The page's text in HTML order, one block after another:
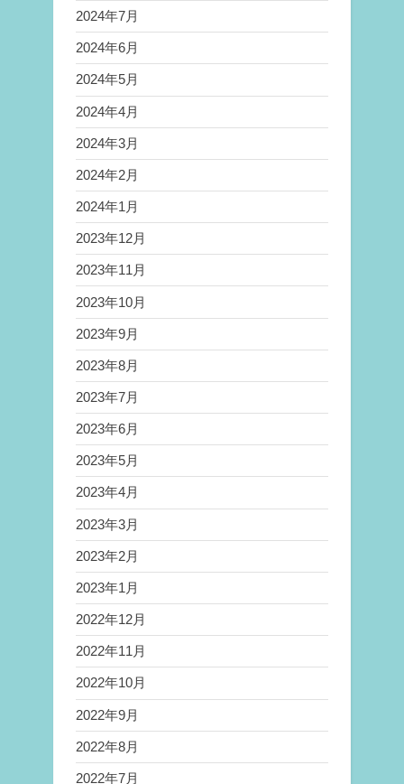
2024年7月
2024年6月
2024年5月
2024年4月
2024年3月
2024年2月
2024年1月
2023年12月
2023年11月
2023年10月
2023年9月
2023年8月
2023年7月
2023年6月
2023年5月
2023年4月
2023年3月
2023年2月
2023年1月
2022年12月
2022年11月
2022年10月
2022年9月
2022年8月
2022年7月